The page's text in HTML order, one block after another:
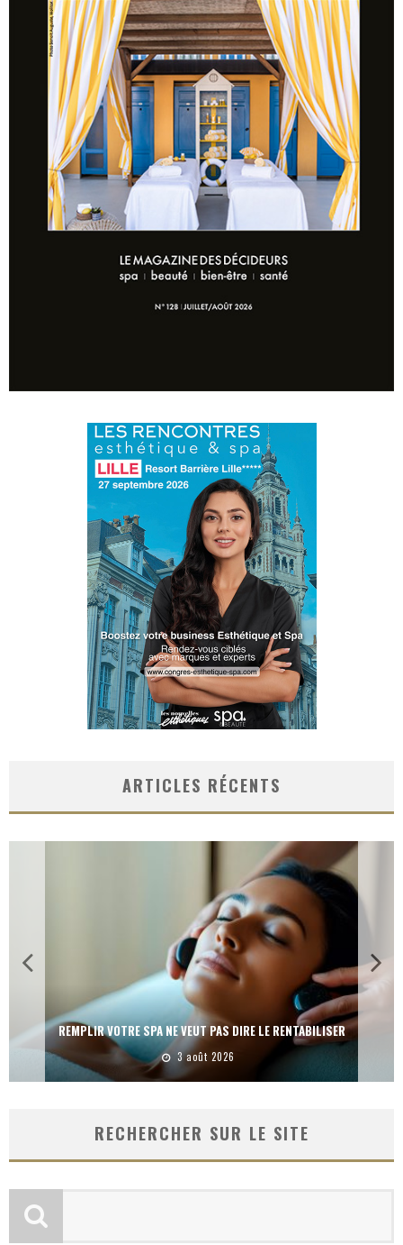
ARTICLES RÉCENTS
REMPLIR VOTRE SPA NE VEUT PAS DIRE LE RENTABILISER
3 août 2026
RECHERCHER SUR LE SITE